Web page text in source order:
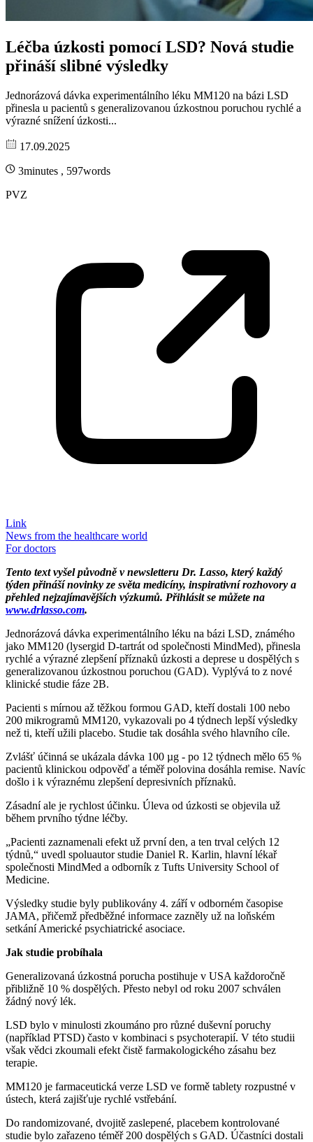
Léčba úzkosti pomocí LSD? Nová studie
přináší slibné výsledky
Jednorázová dávka experimentálního léku MM120 na bázi LSD
přinesla u pacientů s generalizovanou úzkostnou poruchou rychlé a
výrazné snížení úzkosti...
17.09.2025
3minutes , 597words
PVZ
Link
News from the healthcare world
For doctors
Tento text vyšel původně v newsletteru Dr. Lasso, který každý
týden přináší novinky ze světa medicíny, inspirativní rozhovory a
přehled nejzajímavějších výzkumů. Přihlásit se můžete na
www.drlasso.com.
Jednorázová dávka experimentálního léku na bázi LSD, známého
jako MM120 (lysergid D-tartrát od společnosti MindMed), přinesla
rychlé a výrazné zlepšení příznaků úzkosti a deprese u dospělých s
generalizovanou úzkostnou poruchou (GAD). Vyplývá to z nové
klinické studie fáze 2B.
Pacienti s mírnou až těžkou formou GAD, kteří dostali 100 nebo
200 mikrogramů MM120, vykazovali po 4 týdnech lepší výsledky
než ti, kteří užili placebo. Studie tak dosáhla svého hlavního cíle.
Zvlášť účinná se ukázala dávka 100 µg - po 12 týdnech mělo 65 %
pacientů klinickou odpověď a téměř polovina dosáhla remise. Navíc
došlo i k výraznému zlepšení depresivních příznaků.
Zásadní ale je rychlost účinku. Úleva od úzkosti se objevila už
během prvního týdne léčby.
„Pacienti zaznamenali efekt už první den, a ten trval celých 12
týdnů,“ uvedl spoluautor studie Daniel R. Karlin, hlavní lékař
společnosti MindMed a odborník z Tufts University School of
Medicine.
Výsledky studie byly publikovány 4. září v odborném časopise
JAMA, přičemž předběžné informace zazněly už na loňském
setkání Americké psychiatrické asociace.
Jak studie probíhala
Generalizovaná úzkostná porucha postihuje v USA každoročně
přibližně 10 % dospělých. Přesto nebyl od roku 2007 schválen
žádný nový lék.
LSD bylo v minulosti zkoumáno pro různé duševní poruchy
(například PTSD) často v kombinaci s psychoterapií. V této studii
však vědci zkoumali efekt čistě farmakologického zásahu bez
terapie.
MM120 je farmaceutická verze LSD ve formě tablety rozpustné v
ústech, která zajišťuje rychlé vstřebání.
Do randomizované, dvojitě zaslepené, placebem kontrolované
studie bylo zařazeno téměř 200 dospělých s GAD. Účastníci dostali